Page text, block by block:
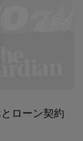
ローン契約